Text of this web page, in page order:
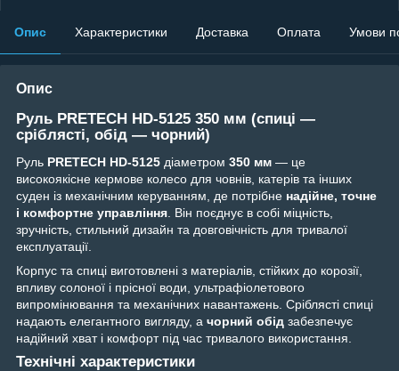
Опис Характеристики Доставка Оплата Умови
Опис
Руль PRETECH HD-5125 350 мм (спиці —
сріблясті, обід — чорний)
Руль PRETECH HD-5125 діаметром 350 мм — це
високоякісне кермове колесо для човнів, катерів та інших
суден із механічним керуванням, де потрібне надійне, точне
і комфортне управління . Він поєднує в собі міцність,
зручність, стильний дизайн та довговічність для тривалої
експлуатації.
Корпус та спиці виготовлені з матеріалів, стійких до корозії,
впливу солоної і прісної води, ультрафіолетового
випромінювання та механічних навантажень. Сріблясті спиці
надають елегантного вигляду, а чорний обід забезпечує
надійний хват і комфорт під час тривалого використання.
Технічні характеристики